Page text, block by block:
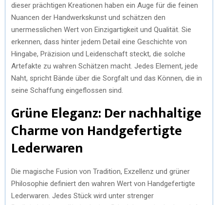
dieser prächtigen Kreationen haben ein Auge für die feinen
Nuancen der Handwerkskunst und schätzen den
unermesslichen Wert von Einzigartigkeit und Qualität. Sie
erkennen, dass hinter jedem Detail eine Geschichte von
Hingabe, Präzision und Leidenschaft steckt, die solche
Artefakte zu wahren Schätzen macht. Jedes Element, jede
Naht, spricht Bände über die Sorgfalt und das Können, die in
seine Schaffung eingeflossen sind.
Grüne Eleganz: Der nachhaltige
Charme von Handgefertigte
Lederwaren
Die magische Fusion von Tradition, Exzellenz und grüner
Philosophie definiert den wahren Wert von Handgefertigte
Lederwaren. Jedes Stück wird unter strenger